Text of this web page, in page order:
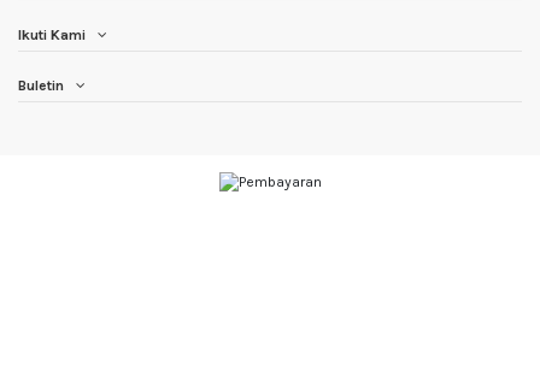
Ikuti Kami
Buletin